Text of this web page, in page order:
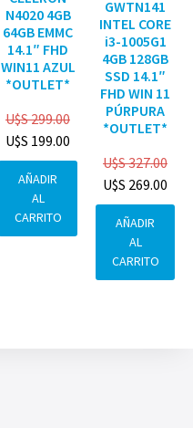
N4020 4GB
64GB EMMC
14.1″ FHD
WIN11 AZUL
*OUTLET*
U$S299.00
U$S 199.00
AÑADIR
AL
CARRITO
GWTN141
INTEL CORE
i3-1005G1
4GB 128GB
SSD 14.1″
FHD WIN 11
PÚRPURA
*OUTLET*
U$S327.00
U$S 269.00
AÑADIR
AL
CARRITO